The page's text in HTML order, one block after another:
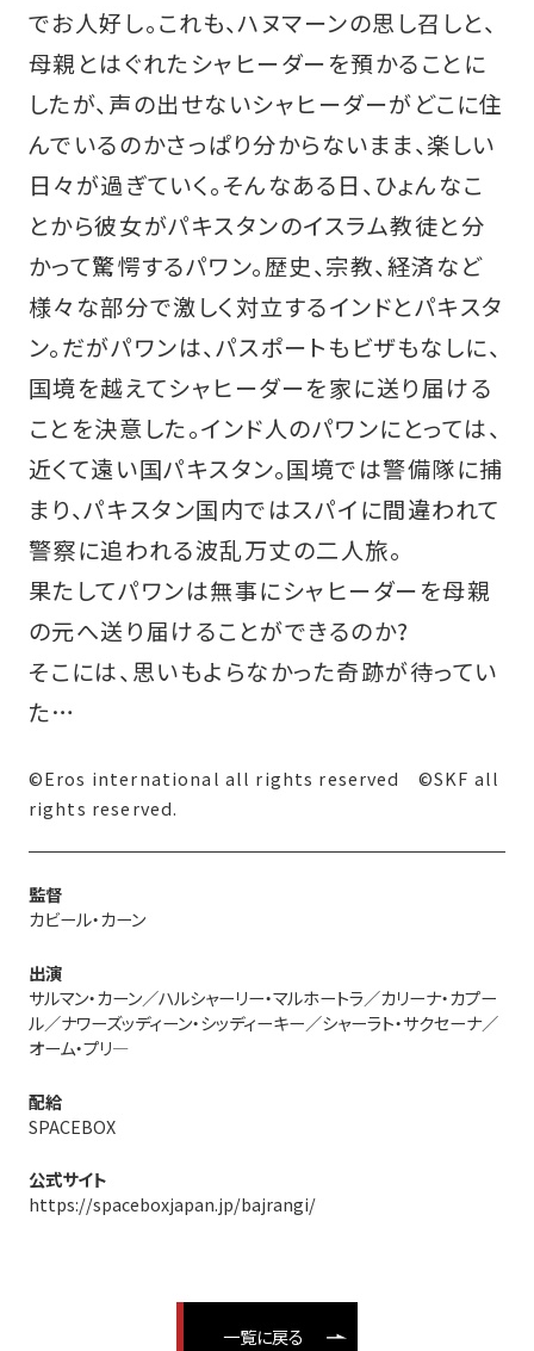
でお人好し。これも、ハヌマーンの思し召しと、
母親とはぐれたシャヒーダーを預かることに
したが、声の出せないシャヒーダーがどこに住
んでいるのかさっぱり分からないまま、楽しい
日々が過ぎていく。そんなある日、ひょんなこ
とから彼女がパキスタンのイスラム教徒と分
かって驚愕するパワン。歴史、宗教、経済など
様々な部分で激しく対立するインドとパキスタ
ン。だがパワンは、パスポートもビザもなしに、
国境を越えてシャヒーダーを家に送り届ける
ことを決意した。インド人のパワンにとっては、
近くて遠い国パキスタン。国境では警備隊に捕
まり、パキスタン国内ではスパイに間違われて
警察に追われる波乱万丈の二人旅。
果たしてパワンは無事にシャヒーダーを母親
の元へ送り届けることができるのか?
そこには、思いもよらなかった奇跡が待ってい
た…
©Eros international all rights reserved ©SKF all
rights reserved.
監督
カビール・カーン
出演
サルマン・カーン／ハルシャーリー・マルホートラ／カリーナ・カプー
ル／ナワーズッディーン・シッディーキー／シャーラト・サクセーナ／
オーム・プリ―
配給
SPACEBOX
公式サイト
https://spaceboxjapan.jp/bajrangi/
一覧に戻る